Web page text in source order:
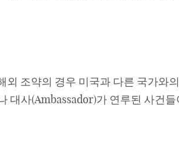
조약의 경우 미국과 다른 국가와
대사(Ambassador)가 연루된 사건들